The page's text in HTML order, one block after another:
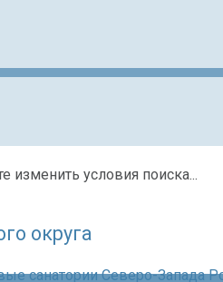
изменить условия поиска...
округа